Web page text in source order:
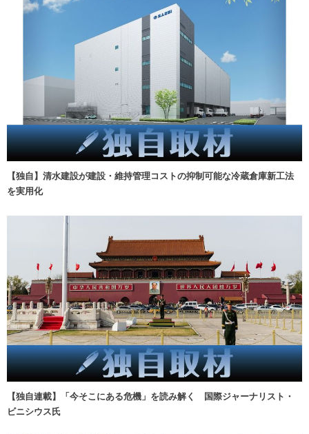
【独自】清水建設が建設・維持管理コストの抑制可能な冷蔵倉庫新工法
を実用化
【独自連載】「今そこにある危機」を読み解く 国際ジャーナリスト・
ビニシウス氏